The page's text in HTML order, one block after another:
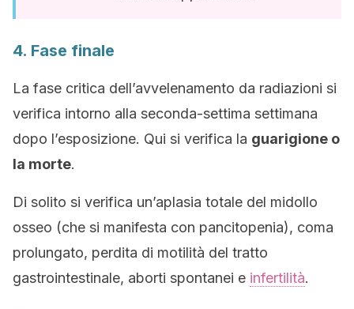
4. Fase finale
La fase critica dell’avvelenamento da radiazioni si
verifica intorno alla seconda-settima settimana
dopo l’esposizione. Qui si verifica la guarigione o
la morte.
Di solito si verifica un’aplasia totale del midollo
osseo (che si manifesta con pancitopenia), coma
prolungato, perdita di motilità del tratto
gastrointestinale, aborti spontanei e infertilità.